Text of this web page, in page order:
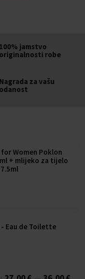
100% jamstvo
originalnosti robe
Nagrada za vašu
odanost
Women Poklon
+ mlijeko za tijelo
- Eau de Toilette